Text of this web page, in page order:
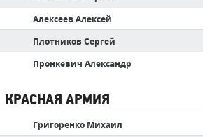
Алексеев Алексей
Плотников Сергей
Пронкевич Александр
КРАСНАЯ АРМИЯ
Григоренко Михаил